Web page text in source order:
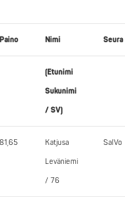
Paino Nimi Seura
(Etunimi
Sukunimi
/ SV)
81,65 Katjusa
Leväniemi
/ 76
SalVo